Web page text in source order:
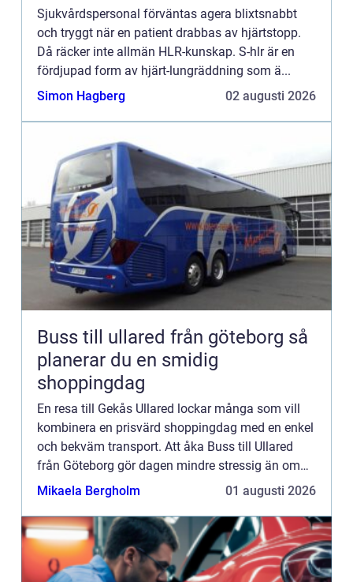
Sjukvårdspersonal förväntas agera blixtsnabbt
och tryggt när en patient drabbas av hjärtstopp.
Då räcker inte allmän HLR-kunskap. S-hlr är en
fördjupad form av hjärt-lungräddning som ä...
Simon Hagberg
02 augusti 2026
Buss till ullared från göteborg så
planerar du en smidig
shoppingdag
En resa till Gekås Ullared lockar många som vill
kombinera en prisvärd shoppingdag med en enkel
och bekväm transport. Att åka Buss till Ullared
från Göteborg gör dagen mindre stressig än om
du kör själv, och ger mer energi till både fyndjakt
Mikaela Bergholm 01 augusti 2026